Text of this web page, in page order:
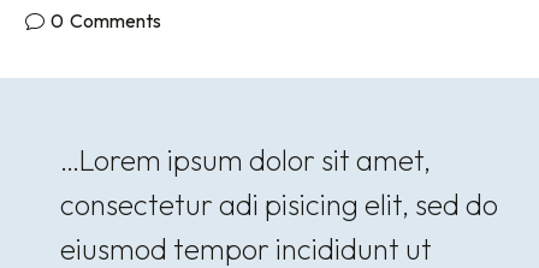
0 Comments
…Lorem ipsum dolor sit amet,
consectetur adi pisicing elit, sed do
eiusmod tempor incididunt ut